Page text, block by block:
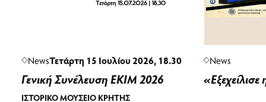
NewsΤετάρτη 15 Ιουλίου 2026, 18.30
Γενική Συνέλευση ΕΚΙΜ 2026
ΙΣΤΟΡΙΚΌ ΜΟΥΣΕΊΟ ΚΡΉΤΗΣ
News